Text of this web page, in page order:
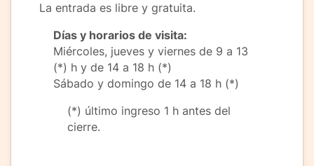
La entrada es libre y gratuita.
Días y horarios de visita:
Miércoles, jueves y viernes de 9 a 13
(*) h y de 14 a 18 h (*)
Sábado y domingo de 14 a 18 h (*)
(*) último ingreso 1 h antes del
cierre.